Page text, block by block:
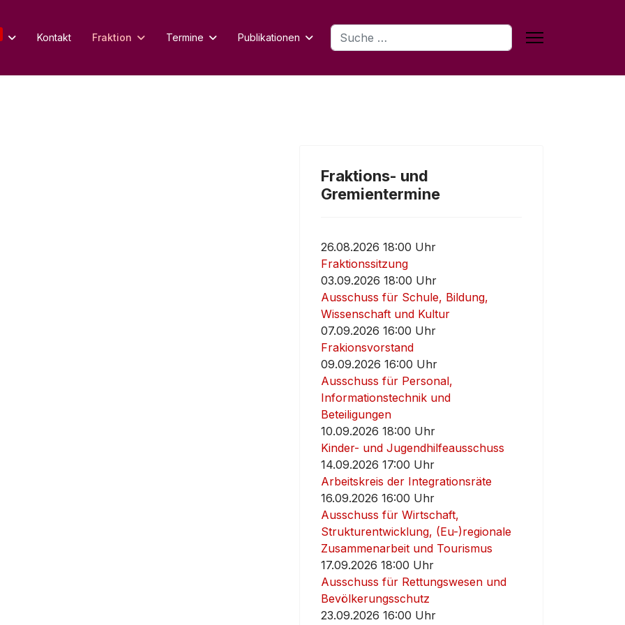
Kontakt Fraktion Termine Publikationen Suchen
Fraktions- und
Gremientermine
26.08.2026 18:00 Uhr
Fraktionssitzung
03.09.2026 18:00 Uhr
Ausschuss für Schule, Bildung,
Wissenschaft und Kultur
07.09.2026 16:00 Uhr
Frakionsvorstand
09.09.2026 16:00 Uhr
Ausschuss für Personal,
Informationstechnik und
Beteiligungen
10.09.2026 18:00 Uhr
Kinder- und Jugendhilfeausschuss
14.09.2026 17:00 Uhr
Arbeitskreis der Integrationsräte
16.09.2026 16:00 Uhr
Ausschuss für Wirtschaft,
Strukturentwicklung, (Eu-)regionale
Zusammenarbeit und Tourismus
17.09.2026 18:00 Uhr
Ausschuss für Rettungswesen und
Bevölkerungsschutz
23.09.2026 16:00 Uhr